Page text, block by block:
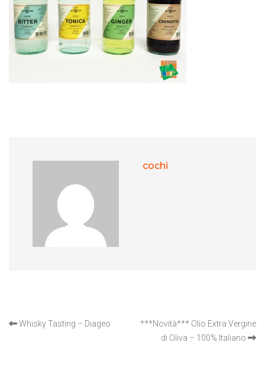
cochi
Whisky Tasting – Diageo
***Novità*** Olio Extra Vergine
di Oliva – 100% Italiano